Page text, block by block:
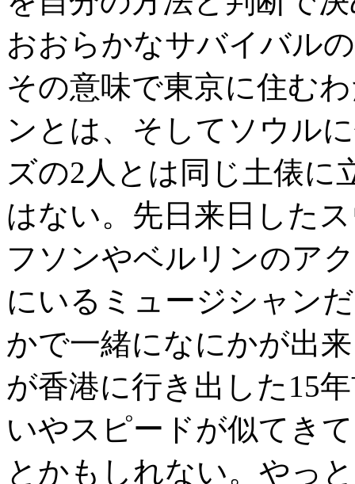
おおらかなサバイバル
その意味で東京に住む
ンとは、そしてソウル
ズの2人とは同じ土俵に
はない。先日来日した
フソンやベルリンのア
にいるミュージシャン
かで一緒になにかが出
が香港に行き出した15
いやスピードが似てき
とかもしれない。やっ